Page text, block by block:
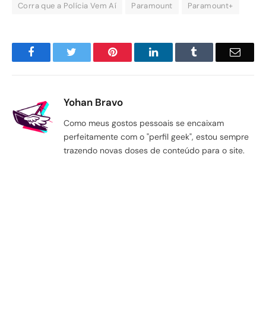
Corra que a Polícia Vem Aí Paramount Paramount+
Facebook Pinterest LinkedIn Email
Yohan Bravo
Como meus gostos pessoais se encaixam
perfeitamente com o "perfil geek", estou sempre
trazendo novas doses de conteúdo para o site.